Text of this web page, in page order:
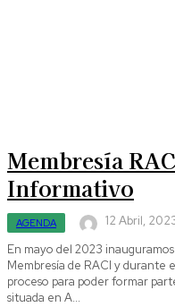
Membresía
Informativo
AGENDA
12 Abril,
En mayo del 2023
Membresía de RACI y durante
proceso para poder formar parte. Si tu Organización de Causa Social
situada en A...